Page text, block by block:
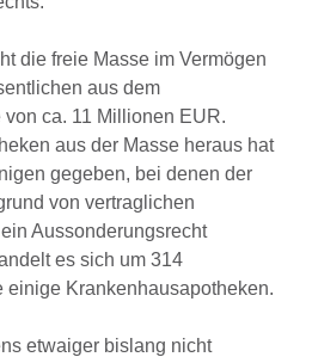
die freie Masse im Vermögen
aus dem
ca. 11 Millionen EUR.
aus der Masse heraus hat
gegeben, bei denen der
von vertraglichen
Aussonderungsrecht
es sich um 314
einige Krankenhausapotheken.
etwaiger bislang nicht